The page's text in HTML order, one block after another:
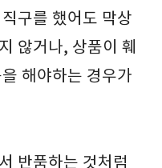
구를 했어도 막상
않거나, 상품이 훼
해야하는 경우가
반품하는 것처럼